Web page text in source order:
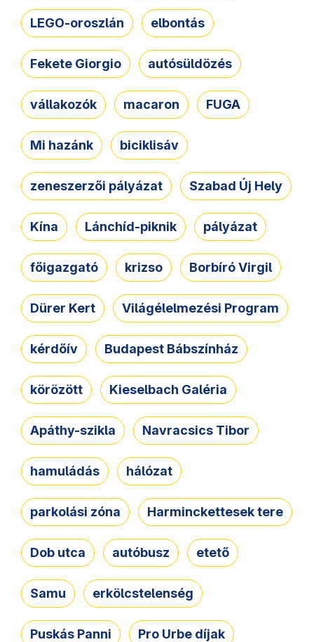
LEGO-oroszlán elbontás
Fekete Giorgio autósüldözés
vállakozók macaron FUGA
Mi hazánk biciklisáv
zeneszerzői pályázat Szabad Új Hely
Kína Lánchíd-piknik pályázat
főigazgató krizso Borbíró Virgil
Dürer Kert Világélelmezési Program
kérdőív Budapest Bábszínház
körözött Kieselbach Galéria
Apáthy-szikla Navracsics Tibor
hamuládás hálózat
parkolási zóna Harminckettesek tere
Dob utca autóbusz etető
Samu erkölcstelenség
Puskás Panni Pro Urbe díjak